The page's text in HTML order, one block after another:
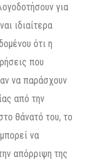
για
ιδιαίτερα
ότι η
που
να παράσχουν
από την
θάνατό του, το
να
απόρριψη της